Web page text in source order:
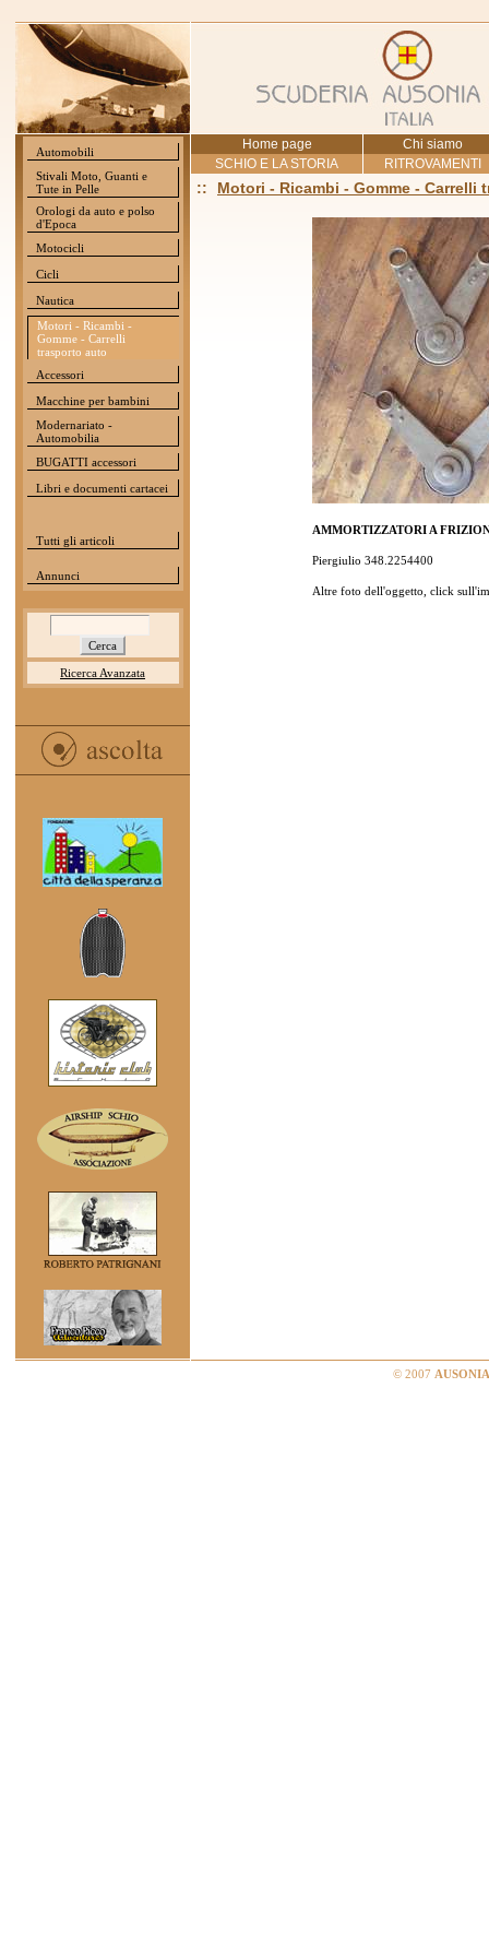
Automobili
Stivali Moto, Guanti e
Tute in Pelle
Orologi da auto e polso
d'Epoca
Motocicli
Cicli
Nautica
Motori - Ricambi -
Gomme - Carrelli
trasporto auto
Accessori
Macchine per bambini
Modernariato -
Automobilia
BUGATTI accessori
Libri e documenti cartacei
Tutti gli articoli
Annunci
Ricerca Avanzata
Home page
Chi siamo
SCHIO E LA STORIA
RITROVAMENTI
:: Motori - Ricambi - Gomme - Carrelli
AMMORTIZZATORI A
Piergiulio 348.2254400
Altre foto dell'oggetto, click
© 2007